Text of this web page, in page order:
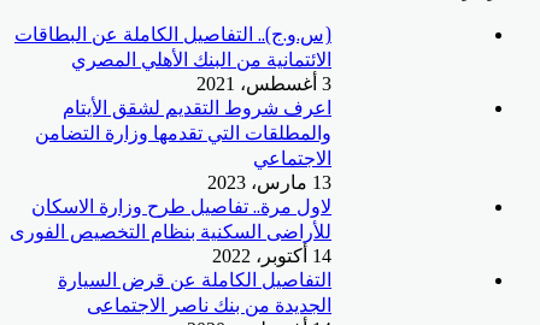
(س.و.ج).. التفاصيل الكاملة عن البطاقات
الائتمانية من البنك الأهلي المصري
3 أغسطس، 2021
اعرف شروط التقديم لشقق الأيتام
والمطلقات التي تقدمها وزارة التضامن
الاجتماعي
13 مارس، 2023
لاول مرة.. تفاصيل طرح وزارة الاسكان
للأراضى السكنية بنظام التخصيص الفورى
14 أكتوبر، 2022
التفاصيل الكاملة عن قرض السيارة
الجديدة من بنك ناصر الاجتماعى